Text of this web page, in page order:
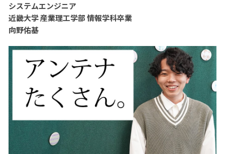
システムエンジニア
近畿大学 産業理工学部 情報学科卒業
向野佑基